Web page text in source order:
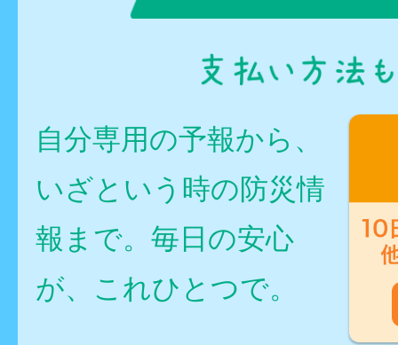
自分専用の予報から、
いざという時の防災情
報まで。毎日の安心
が、これひとつで。